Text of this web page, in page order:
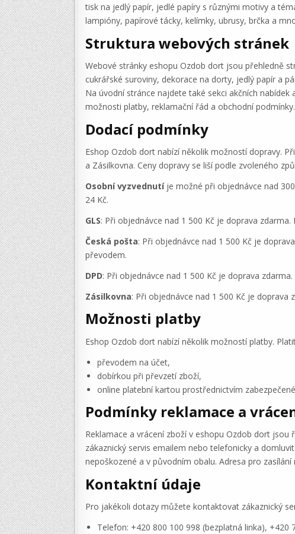
tisk na jedlý papír, jedlé papíry s různými motivy a
lampióny, papírové tácky, kelímky, ubrusy, brčka a
Struktura webových stránek
Webové stránky eshopu Ozdob dort jsou přehledně
cukrářské suroviny, dekorace na dorty, jedlý papír a
Na úvodní stránce najdete také sekci akčních
možnosti platby, reklamační řád a obchodní podmínky.
Dodací podmínky
Eshop Ozdob dort nabízí několik možností dopravy.
a Zásilkovna. Ceny dopravy se liší podle zvoleného
Osobní vyzvednutíje možné při objednávce nad
24 Kč.
GLS: Při objednávce nad 1 500 Kč je doprava
Česká pošta: Při objednávce nad 1 500 Kč je
převodem.
DPD: Při objednávce nad 1 500 Kč je doprava
Zásilkovna: Při objednávce nad 1 500 Kč je
Možnosti platby
Eshop Ozdob dort nabízí několik možností platby.
převodem na účet,
dobírkou při převzetí zboží,
online platební kartou prostřednictvím
Podmínky reklamace a
Reklamace a vrácení zboží v eshopu Ozdob dort
zákaznický servis emailem nebo telefonicky a
nepoškozené a v původním obalu. Adresa pro
Kontaktní údaje
Pro jakékoli dotazy můžete kontaktovat zákaznický
Telefon: +420 800 100 998 (bezplatná linka), +420